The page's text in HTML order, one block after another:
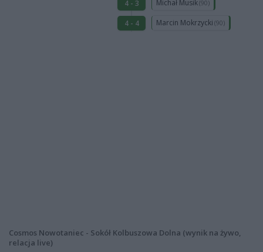
4 - 3
Michał Musik(90)
4 - 4 Marcin Mokrzycki (90)
Cosmos Nowotaniec - Sokół Kolbuszowa Dolna (wynik na żywo,
relacja live)